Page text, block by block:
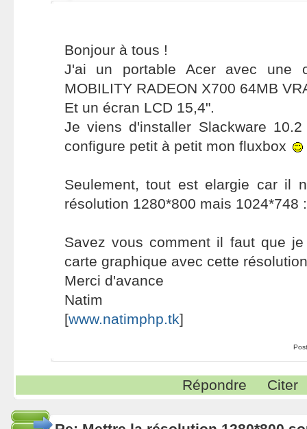
Bonjour à tous !
J'ai un portable Acer avec une
MOBILITY RADEON X700 64MB
Et un écran LCD 15,4".
Je viens d'installer Slackware
configure petit à petit mon fluxbox
Seulement, tout est elargie car il
résolution 1280*800 mais 1024*748
Savez vous comment il faut que
carte graphique avec cette
Merci d'avance
Natim
[www.natimphp.tk]
Répondre Citer